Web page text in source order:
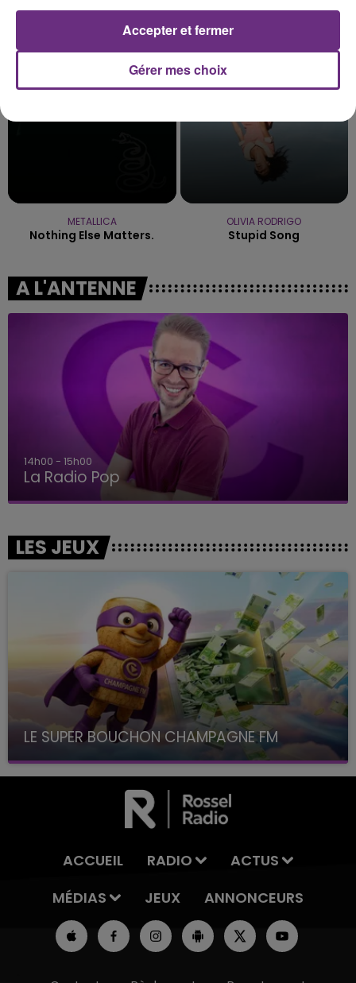
TEDDYBEAR
Chaussures Roses
ALEX WARREN
METALLICA
Nothing Else Matters.
OLIVIA RODRIGO
Stupid Song
A L'ANTENNE
14h00 - 15h00
La Radio Pop
LES JEUX
LE SUPER BOUCHON CHAMPAGNE FM
avec La Famille Champagne FM, à 8H10
ACCUEIL RADIO
ACTUS
MÉDIAS
JEUX ANNONCEURS
Gérer mes choix
Accepter et fermer